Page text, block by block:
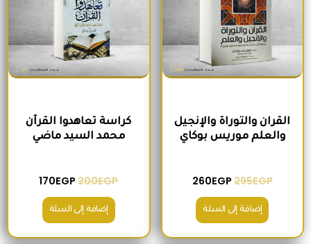
القران والتوراة والإنجيل
والعلم موريس بوكاي
295EGP
260EGP
إضافة إلى السلة
كراسة تعاهدوا القرآن
محمد السيد ماضي
200EGP
170EGP
إضافة إلى السلة